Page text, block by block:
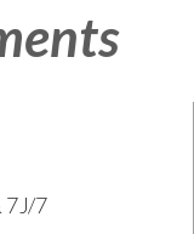
7J/7